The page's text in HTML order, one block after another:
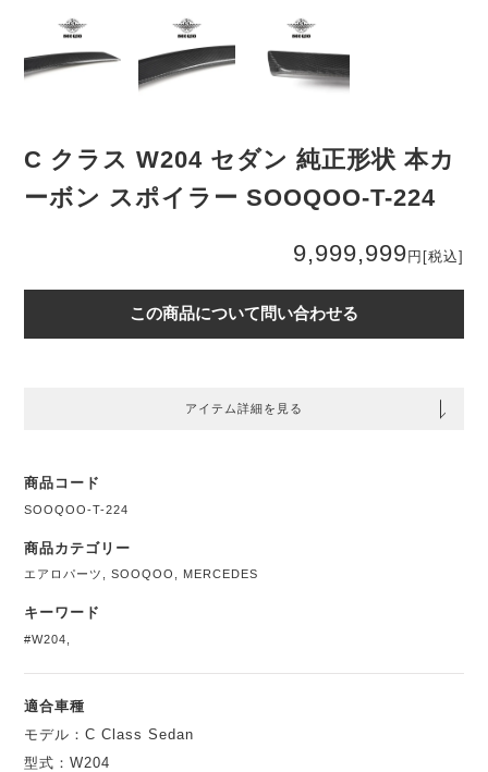
C クラス W204 セダン 純正形状 本カ
ーボン スポイラー SOOQOO-T-224
9,999,999 円 [税込]
この商品について問い合わせる
アイテム詳細を見る
商品コード
SOOQOO-T-224
商品カテゴリー
エアロパーツ ,SOOQOO MERCEDES
キーワード
#W204
適合車種
モデル：C Class Sedan
型式：W204